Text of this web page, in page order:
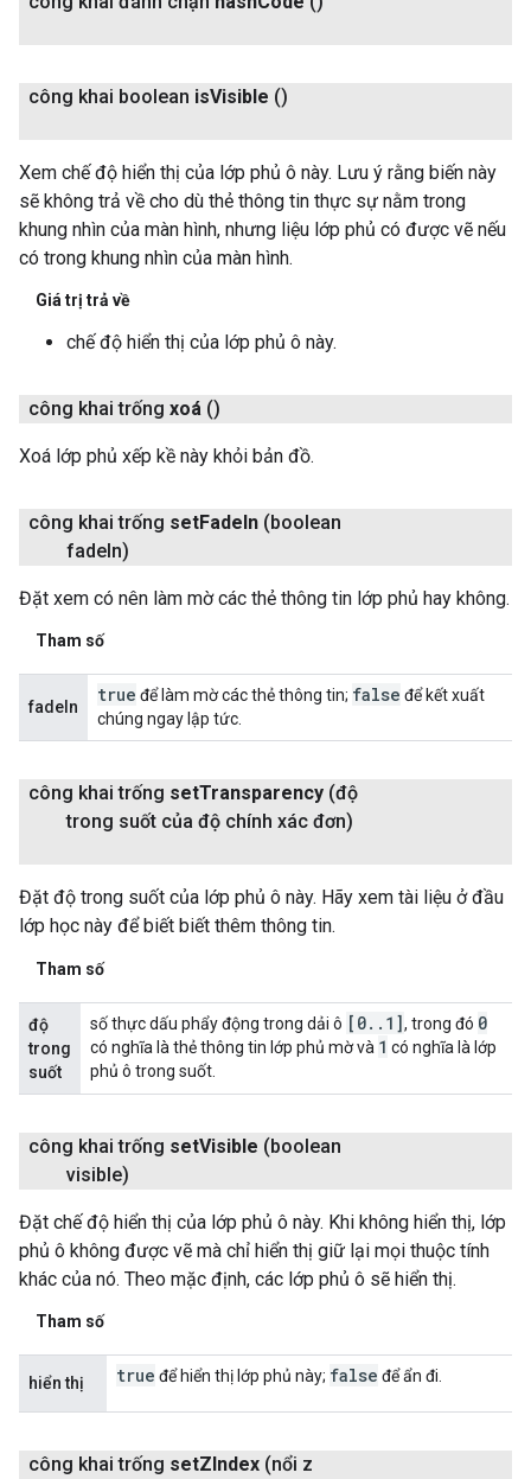
công khai boolean isVisible ()
Xem chế độ hiển thị của lớp phủ ô này. Lưu ý rằng biến này
sẽ không trả về cho dù thẻ thông tin thực sự nằm trong
khung nhìn của màn hình, nhưng liệu lớp phủ có được vẽ nếu
có trong khung nhìn của màn hình.
Giá trị trả về
chế độ hiển thị của lớp phủ ô này.
công khai trống xoá ()
Xoá lớp phủ xếp kề này khỏi bản đồ.
công khai trống setFade In (boolean
fade In)
Đặt xem có nên làm mờ các thẻ thông tin lớp phủ hay không.
Tham số
fadeIn
true để làm mờ các thẻ thông tin; false để kết xuất
chúng ngay lập tức.
công khai trống setTransparency (độ
trong suốt của độ chính xác đơn)
Đặt độ trong suốt của lớp phủ ô này. Hãy xem tài liệu ở đầu
lớp học này để biết biết thêm thông tin.
Tham số
độ
trong
suốt
số thực dấu phẩy động trong dải ô [0. . 1], trong đó 0
có nghĩa là thẻ thông tin lớp phủ mờ và 1 có nghĩa là lớp
phủ ô trong suốt.
công khai trống setVisible (boolean
visible)
Đặt chế độ hiển thị của lớp phủ ô này. Khi không hiển thị, lớp
phủ ô không được vẽ mà chỉ hiển thị giữ lại mọi thuộc tính
khác của nó. Theo mặc định, các lớp phủ ô sẽ hiển thị.
Tham số
hiển thị true để hiển thị lớp phủ này; false để ẩn đi.
công khai trống setZIndex (nổi z